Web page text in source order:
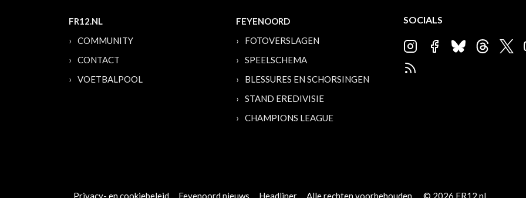
FR12.NL
COMMUNITY
CONTACT
VOETBALPOOL
FEYENOORD
FOTOVERSLAGEN
SPEELSCHEMA
BLESSURES EN SCHORSINGEN
STAND EREDIVISIE
CHAMPIONS LEAGUE
SOCIALS
Privacy- en cookiebeleid Feyenoord nieuws Headliner Alle rechten voorbehouden. © 2026 FR12.nl